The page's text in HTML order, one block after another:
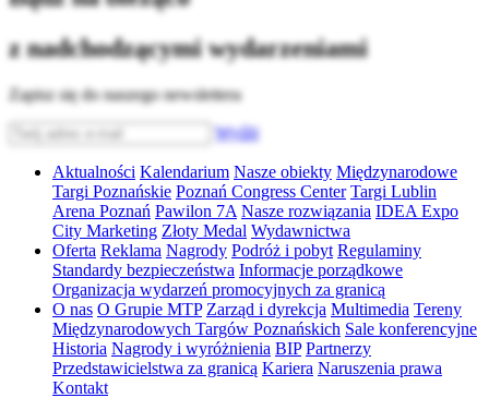
z nadchodzącymi wydarzeniami
Zapisz się do naszego newslettera
Wyślij
Aktualności Kalendarium Nasze obiekty Międzynarodowe
Targi Poznańskie Poznań Congress Center Targi Lublin
Arena Poznań Pawilon 7A Nasze rozwiązania IDEA Expo
City Marketing Złoty Medal Wydawnictwa
Oferta Reklama Nagrody Podróż i pobyt Regulaminy
Standardy bezpieczeństwa Informacje porządkowe
Organizacja wydarzeń promocyjnych za granicą
O nas O Grupie MTP Zarząd i dyrekcja Multimedia Tereny
Międzynarodowych Targów Poznańskich Sale konferencyjne
Historia Nagrody i wyróżnienia BIP Partnerzy
Przedstawicielstwa za granicą Kariera Naruszenia prawa
Kontakt